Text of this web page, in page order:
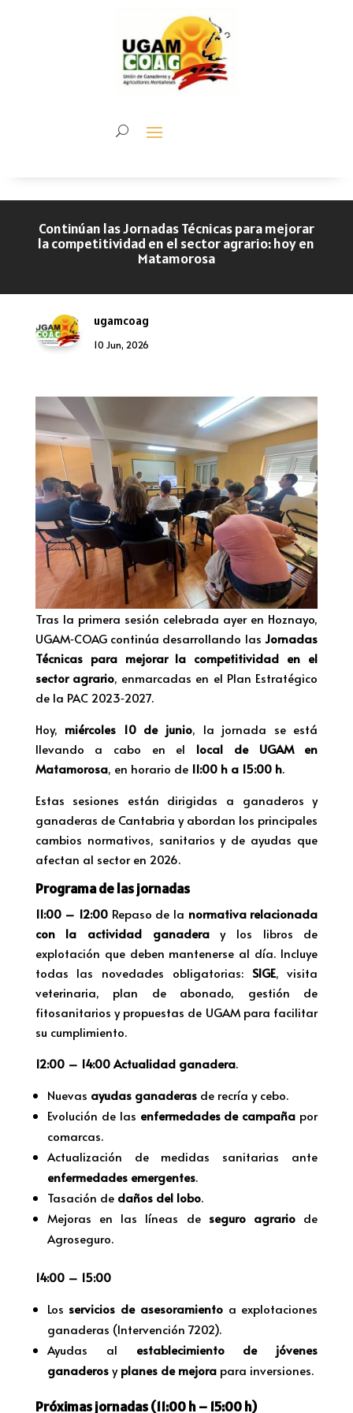
Continúan las Jornadas Técnicas para mejorar
la competitividad en el sector agrario: hoy en
Matamorosa
ugamcoag
10 Jun, 2026
Tras la primera sesión celebrada ayer en Hoznayo,
UGAM‑COAG continúa desarrollando lasJornadas
Técnicas para mejorar la competitividad en el
sector agrario, enmarcadas en el Plan Estratégico
de la PAC 2023‑2027.
Hoy, miércoles 10 de junio, la jornada se está
llevando a cabo en el local de UGAM en
Matamorosa, en horario de 11:00 h a 15:00 h.
Estas sesiones están dirigidas a ganaderos y
ganaderas de Cantabria y abordan los principales
cambios normativos, sanitarios y de ayudas que
afectan al sector en 2026.
Programa de las jornadas
11:00 – 12:00 Repaso de la normativa relacionada
con la actividad ganaderay los libros de
explotación que deben mantenerse al día. Incluye
todas las novedades obligatorias: SIGE, visita
veterinaria, plan de abonado, gestión de
fitosanitarios y propuestas de UGAM para facilitar
su cumplimiento.
12:00 – 14:00 Actualidad ganadera.
Nuevas ayudas ganaderasde recría y cebo.
Evolución de las enfermedades de campaña por
comarcas.
Actualización de medidas sanitarias ante
enfermedades emergentes.
Tasación de daños del lobo.
Mejoras en las líneas de seguro agrario de
Agroseguro.
14:00 – 15:00
Los servicios de asesoramientoa explotaciones
ganaderas (Intervención 7202).
Ayudas al establecimiento de jóvenes
ganaderosyplanes de mejorapara inversiones.
Próximas jornadas (11:00 h – 15:00 h)